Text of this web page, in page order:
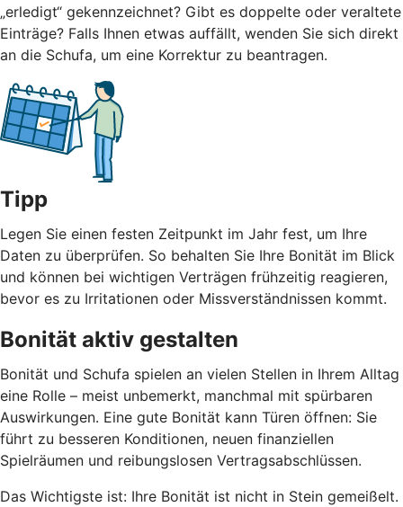
„erledigt“ gekennzeichnet? Gibt es doppelte oder veraltete
Einträge? Falls Ihnen etwas auffällt, wenden Sie sich direkt
an die Schufa, um eine Korrektur zu beantragen.
Tipp
Legen Sie einen festen Zeitpunkt im Jahr fest, um Ihre
Daten zu überprüfen. So behalten Sie Ihre Bonität im Blick
und können bei wichtigen Verträgen frühzeitig reagieren,
bevor es zu Irritationen oder Missverständnissen kommt.
Bonität aktiv gestalten
Bonität und Schufa spielen an vielen Stellen in Ihrem Alltag
eine Rolle – meist unbemerkt, manchmal mit spürbaren
Auswirkungen. Eine gute Bonität kann Türen öffnen: Sie
führt zu besseren Konditionen, neuen finanziellen
Spielräumen und reibungslosen Vertragsabschlüssen.
Das Wichtigste ist: Ihre Bonität ist nicht in Stein gemeißelt.